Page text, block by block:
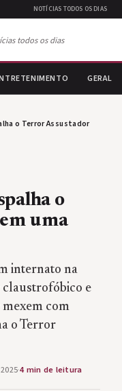
NOTÍCIAS TODOS OS DIAS
todos os dias
GERAL
o Terror Assustador
o
uma
internato na
claustrofóbico e
mexem com
o Terror
·4 min de leitura